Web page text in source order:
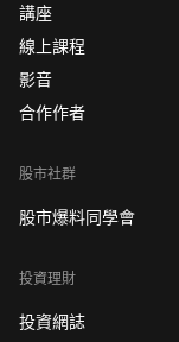
講座
線上課程
影音
合作作者
股市社群
股市爆料同學會
投資理財
投資網誌